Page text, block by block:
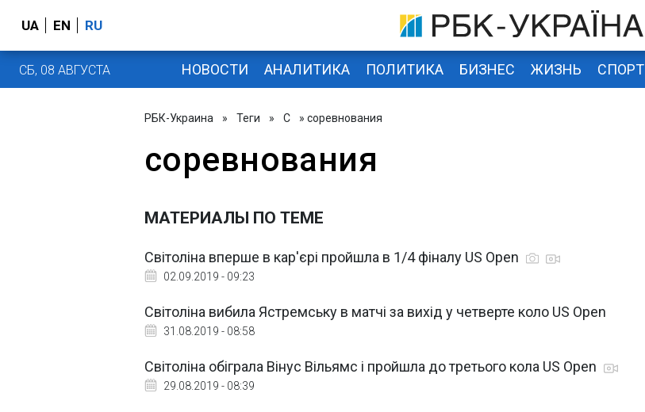
UA EN RU
СБ, 08 АВГУСТА НОВОСТИ АНАЛИТИКА ПОЛИТИКА БИЗНЕС ЖИЗНЬ СПОРТ
РБК-Украина » Теги » С » соревнования
соревнования
МАТЕРИАЛЫ ПО ТЕМЕ
Світоліна вперше в кар'єрі пройшла в 1/4 фіналу US Open
02.09.2019 - 09:23
Світоліна вибила Ястремську в матчі за вихід у четверте коло US Open
31.08.2019 - 08:58
Світоліна обіграла Вінус Вільямс і пройшла до третього кола US Open
29.08.2019 - 08:39